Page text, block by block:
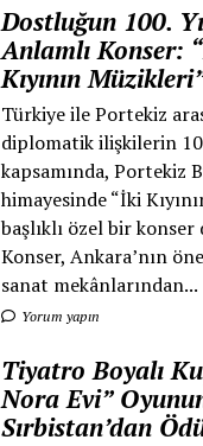
Dostluğun 100.
Anlamlı Konser:
Kıyının
Türkiye ile Portekiz
diplomatik ilişkilerin
kapsamında, Portekiz
himayesinde “İki
başlıklı özel bir
Konser, Ankara’nın
sanat mekânlarından...
Yorum yapın
Tiyatro Boyalı
Nora Evi”
Sırbistan’dan